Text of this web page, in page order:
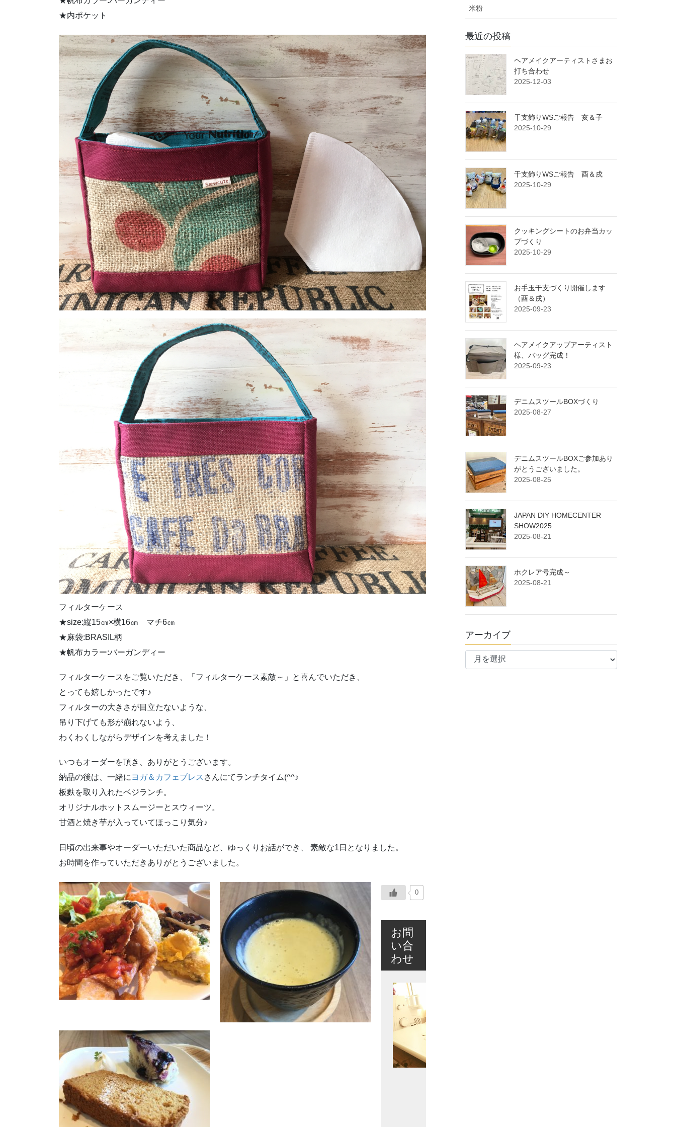
★内ポケット
フィルターケース
★size:縦15㎝×横16㎝ マチ6㎝
★麻袋:BRASIL柄
★帆布カラー:バーガンディー
フィルターケースをご覧いただき、「フィルターケース素敵～」と喜んでいただき、
とっても嬉しかったです♪
フィルターの大きさが目立たないような、
吊り下げても形が崩れないよう、
わくわくしながらデザインを考えました！
いつもオーダーを頂き、ありがとうございます。
納品の後は、一緒に ヨガ＆カフェブレス さんにてランチタイム(^^♪
板麩を取り入れたベジランチ。
オリジナルホットスムージーとスウィーツ。
甘酒と焼き芋が入っていてほっこり気分♪
日頃の出来事やオーダーいただいた商品など、ゆっくりお話ができ、 素敵な1日となりました。
お時間を作っていただきありがとうございました。
0
お問
い合
わせ
米粉
最近の投稿
ヘアメイクアーティストさまお
打ち合わせ
2025-12-03
干支飾りWSご報告 亥＆子
2025-10-29
干支飾りWSご報告 酉＆戌
2025-10-29
クッキングシートのお弁当カッ
プづくり
2025-10-29
お手玉干支づくり開催します
（酉＆戌）
2025-09-23
ヘアメイクアップアーティスト
様、バッグ完成！
2025-09-23
デニムスツールBOXづくり
2025-08-27
デニムスツールBOXご参加あり
がとうございました。
2025-08-25
JAPAN DIY HOMECENTER
SHOW2025
2025-08-21
ホクレア号完成～
2025-08-21
アーカイブ
ア